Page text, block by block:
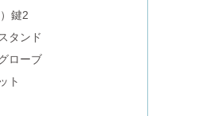
）鍵2
タンド
ローブ
ト